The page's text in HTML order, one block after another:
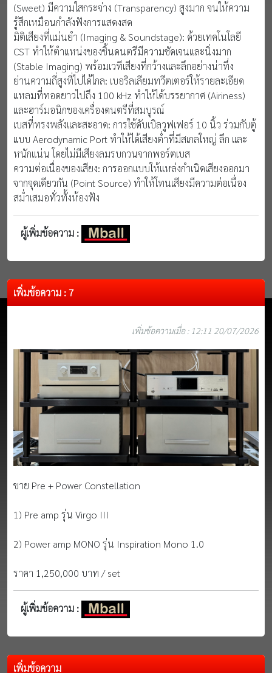
(Sweet) มีความใสกระจ่าง (Transparency) สูงมาก จนให้ความ
รู้สึกเหมือนกำลังฟังการแสดงสด
มิติเสียงที่แม่นยำ (Imaging & Soundstage): ด้วยเทคโนโลยี
CST ทำให้ตำแหน่งของชิ้นดนตรีมีความชัดเจนและนิ่งมาก
(Stable Imaging) พร้อมเวทีเสียงที่กว้างและลึกอย่างน่าทึ่ง
ย่านความถี่สูงที่ไปได้ไกล: เบอริลเลียมทวีตเตอร์ให้รายละเอียด
แหลมที่ทอดยาวไปถึง 100 kHz ทำให้ได้บรรยากาศ (Airiness)
และฮาร์มอนิกของเครื่องดนตรีที่สมบูรณ์
เบสที่ทรงพลังและสะอาด: การใช้ดับเบิลวูฟเฟอร์ 10 นิ้ว ร่วมกับตู้
แบบ Aerodynamic Port ทำให้ได้เสียงต่ำที่มีสเกลใหญ่ ลึก และ
หนักแน่น โดยไม่มีเสียงลมรบกวนจากพอร์ตเบส
ความต่อเนื่องของเสียง: การออกแบบให้แหล่งกำเนิดเสียงออกมา
จากจุดเดียวกัน (Point Source) ทำให้โทนเสียงมีความต่อเนื่อง
สม่ำเสมอทั่วทั้งห้องฟัง
ผู้เพิ่มข้อความ :
เพิ่มข้อความ : 7
เพิ่มข้อความเมื่อ : 12:11 20/07/2026
ขาย Pre + Power Constellation
1) Pre amp รุ่น Virgo III
2) Power amp MONO รุ่น Inspiration Mono 1.0
ราคา 1,250,000 บาท / set
ผู้เพิ่มข้อความ :
เพิ่มข้อความ